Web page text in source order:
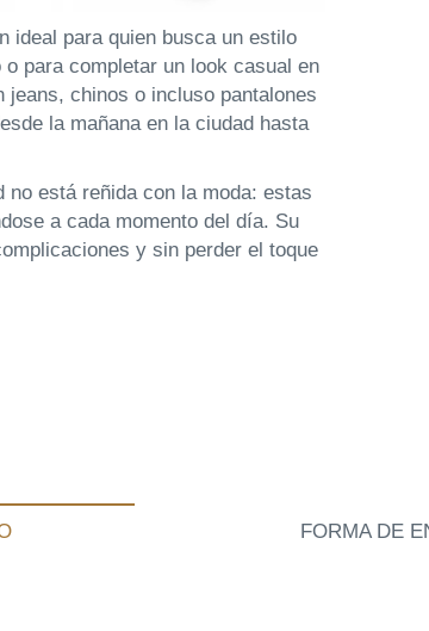
ideal para quien busca un estilo
para completar un look casual en
chinos o incluso pantalones
la mañana en la ciudad hasta
no está reñida con la moda: estas
a cada momento del día. Su
y sin perder el toque
FORMA DE